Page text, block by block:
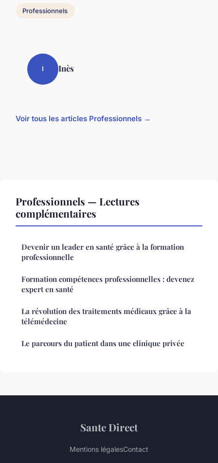
Professionnels
I Inès
Voir tous les articles Professionnels →
Professionnels — Lectures
complémentaires
Devenir un leader en santé grâce à la formation
professionnelle
Formation compétences professionnelles : devenez
expert en santé
La révolution des traitements médicaux grâce à la
télémédecine
Le parcours du patient dans une clinique privée
Sante Direct
Mentions légalesContact